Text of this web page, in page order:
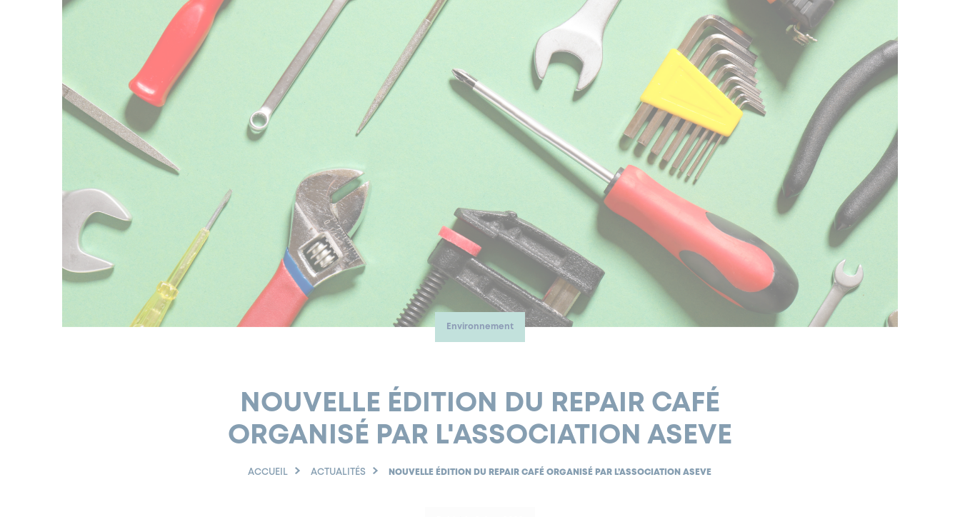
Environnement
NOUVELLE ÉDITION DU REPAIR CAFÉ
ORGANISÉ PAR L'ASSOCIATION ASEVE
ACCUEIL ACTUALITÉS NOUVELLE ÉDITION DU REPAIR CAFÉ ORGANISÉ PAR L’ASSOCIATION ASEVE